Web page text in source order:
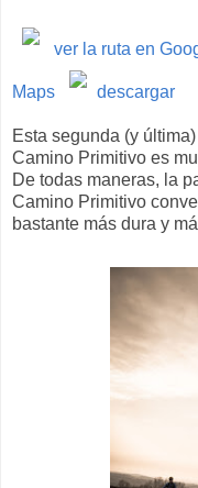
ver la ruta en
Maps descargar
Esta segunda (y
Camino Primitivo es
De todas maneras, la
Camino Primitivo
bastante más dura y